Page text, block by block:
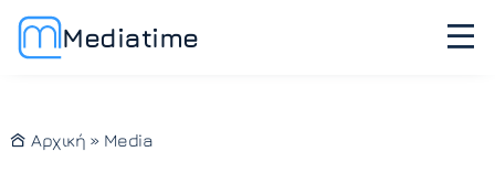
Mediatime
Αρχική » Media